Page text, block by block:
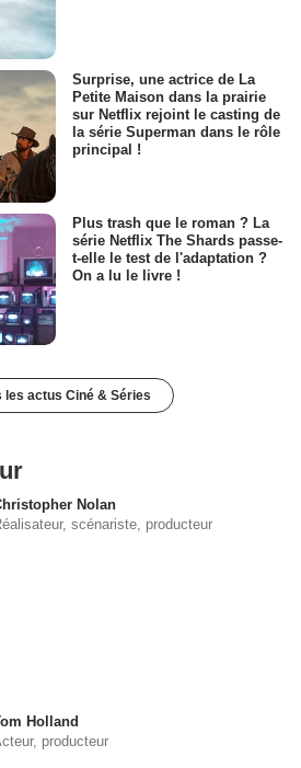
Surprise, une actrice de La
Petite Maison dans la prairie
sur Netflix rejoint le casting de
la série Superman dans le rôle
principal !
Plus trash que le roman ? La
série Netflix The Shards passe-
t-elle le test de l'adaptation ?
On a lu le livre !
les actus Ciné & Séries
Nolan
scénariste, producteur
Holland
producteur